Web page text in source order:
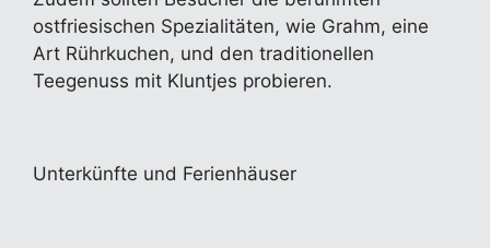
ostfriesischen Spezialitäten, wie Grahm, eine
Art Rührkuchen, und den traditionellen
Teegenuss mit Kluntjes probieren.
Unterkünfte und Ferienhäuser